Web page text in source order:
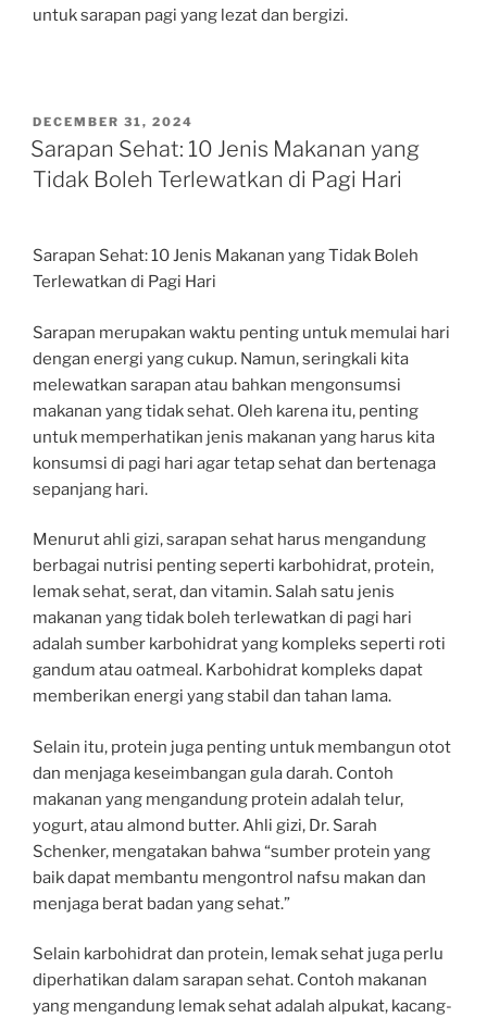
untuk sarapan pagi yang lezat dan bergizi.
POSTED
ON
DECEMBER 31, 2024
Sarapan Sehat: 10 Jenis Makanan yang
Tidak Boleh Terlewatkan di Pagi Hari
Sarapan Sehat: 10 Jenis Makanan yang Tidak Boleh
Terlewatkan di Pagi Hari
Sarapan merupakan waktu penting untuk memulai hari
dengan energi yang cukup. Namun, seringkali kita
melewatkan sarapan atau bahkan mengonsumsi
makanan yang tidak sehat. Oleh karena itu, penting
untuk memperhatikan jenis makanan yang harus kita
konsumsi di pagi hari agar tetap sehat dan bertenaga
sepanjang hari.
Menurut ahli gizi, sarapan sehat harus mengandung
berbagai nutrisi penting seperti karbohidrat, protein,
lemak sehat, serat, dan vitamin. Salah satu jenis
makanan yang tidak boleh terlewatkan di pagi hari
adalah sumber karbohidrat yang kompleks seperti roti
gandum atau oatmeal. Karbohidrat kompleks dapat
memberikan energi yang stabil dan tahan lama.
Selain itu, protein juga penting untuk membangun otot
dan menjaga keseimbangan gula darah. Contoh
makanan yang mengandung protein adalah telur,
yogurt, atau almond butter. Ahli gizi, Dr. Sarah
Schenker, mengatakan bahwa “sumber protein yang
baik dapat membantu mengontrol nafsu makan dan
menjaga berat badan yang sehat.”
Selain karbohidrat dan protein, lemak sehat juga perlu
diperhatikan dalam sarapan sehat. Contoh makanan
yang mengandung lemak sehat adalah alpukat, kacang-